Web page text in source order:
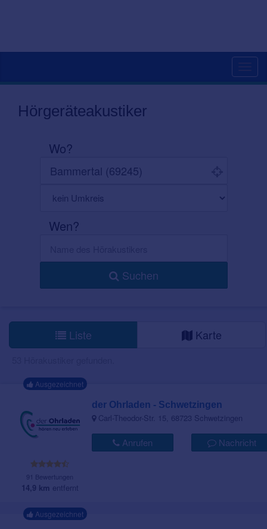
Hörgeräteakustiker
Wo?
Wen?
Suchen
Liste Karte
Ausgezeichnet
91 Bewertungen
14,9 km entfernt
der Ohrladen - Schwetzingen
Carl-Theodor-Str. 15, 68723 Schwetzingen
Anrufen Nachricht
Ausgezeichnet